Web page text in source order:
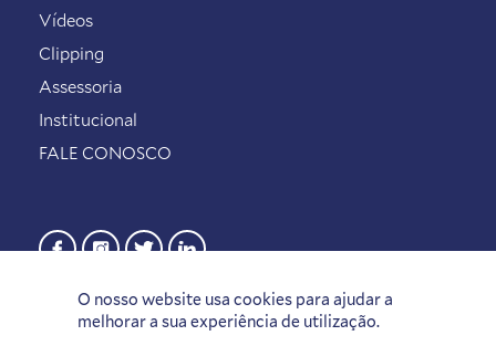
O nosso website usa cookies para ajudar a
melhorar a sua experiência de utilização.
Vídeos
Clipping
Assessoria
Institucional
FALE CONOSCO